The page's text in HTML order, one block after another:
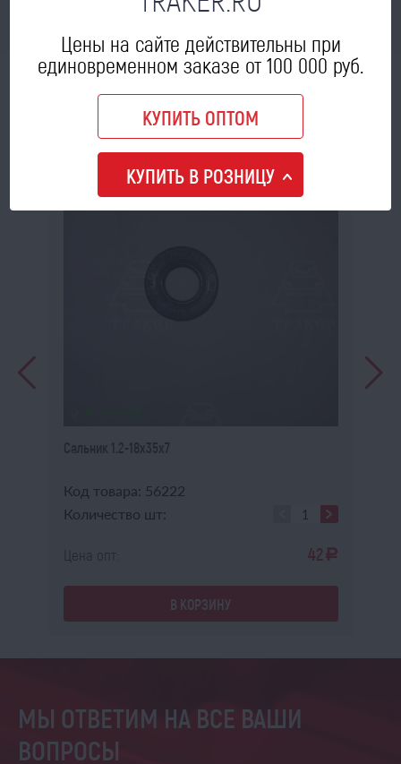
МОЖЕТ ПРИГОДИТЬСЯ
Сальник 1.2-18х35х7
Код товара: 56222
Количество шт:
Цена опт: 42 a
В КОРЗИНУ
МЫ ОТВЕТИМ НА ВСЕ ВАШИ
ВОПРОСЫ
Цены на сайте действительны при
единовременном заказе от 100 000 руб.
КУПИТЬ ОПТОМ
КУПИТЬ В РОЗНИЦУ